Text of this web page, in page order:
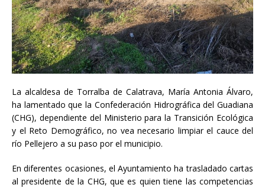
La alcaldesa de Torralba de Calatrava, María Antonia Álvaro,
ha lamentado que la Confederación Hidrográfica del Guadiana
(CHG), dependiente del Ministerio para la Transición Ecológica
y el Reto Demográfico, no vea necesario limpiar el cauce del
río Pellejero a su paso por el municipio.
En diferentes ocasiones, el Ayuntamiento ha trasladado cartas
al presidente de la CHG, que es quien tiene las competencias